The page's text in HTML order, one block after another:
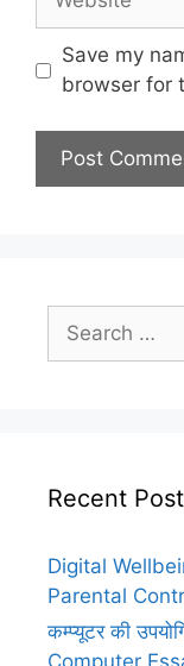
Save my
browser for
for:
Recent
Digital
Parental
कम्प्यूटर की
Computer